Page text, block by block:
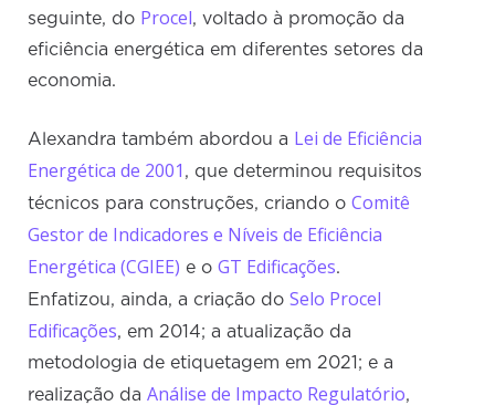
seguinte, do Procel, voltado à promoção da
eficiência energética em diferentes setores da
economia.
Alexandra também abordou a Lei de Eficiência
Energética de 2001 , que determinou requisitos
técnicos para construções, criando oComitê
Gestor de Indicadores e Níveis de Eficiência
Energética (CGIEE) e oGT Edificações.
Enfatizou, ainda, a criação doSelo Procel
Edificações, em 2014; a atualização da
metodologia de etiquetagem em 2021; e a
realização daAnálise de Impacto Regulatório,